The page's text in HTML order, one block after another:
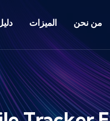
من نحن الميزات